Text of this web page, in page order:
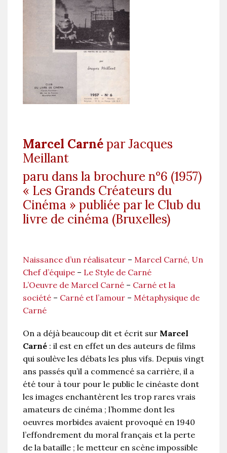
Marcel Carnépar Jacques
Meillant
paru dans la brochure n°6 (1957)
« Les Grands Créateurs du
Cinéma » publiée par le Club du
livre de cinéma (Bruxelles)
Naissance d’un réalisateur – Marcel Carné, Un
Chef d’équipe – Le Style de Carné
L’Oeuvre de Marcel Carné – Carné et la
société – Carné et l’amour – Métaphysique de
Carné
On a déjà beaucoup dit et écrit sur Marcel
Carné : il est en effet un des auteurs de films
qui soulève les débats les plus vifs. Depuis vingt
ans passés qu’il a commencé sa carrière, il a
été tour à tour pour le public le cinéaste dont
les images enchantèrent les trop rares vrais
amateurs de cinéma ; l’homme dont les
oeuvres morbides avaient provoqué en 1940
l’effondrement du moral français et la perte
de la bataille ; le metteur en scène impossible